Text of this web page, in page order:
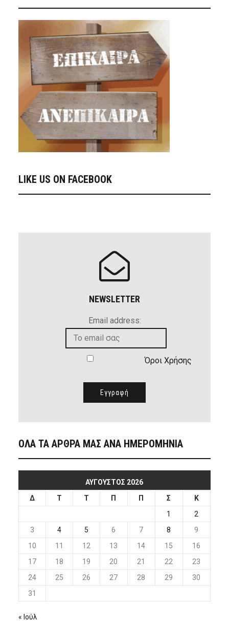
LIKE US ON FACEBOOK
NEWSLETTER
Email address:
Όροι Χρήσης
ΟΛΑ ΤΑ ΑΡΘΡΑ ΜΑΣ ΑΝΑ ΗΜΕΡΟΜΗΝΙΑ
ΑΎΓΟΥΣΤΟΣ 2026
Δ
Τ Τ Π Π Σ
Κ
1
2
3
4 5 6 7 8
9
10
11 12 13 14 15
16
17
18 19 20 21 22
23
24
25 26 27 28 29
30
31
« Ιούλ